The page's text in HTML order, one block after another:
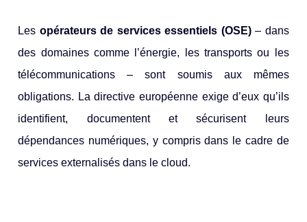
Les opérateurs de services essentiels (OSE)– dans
des domaines comme l’énergie, les transports ou les
télécommunications – sont soumis aux mêmes
obligations. La directive européenne exige d’eux qu’ils
identifient, documentent et sécurisent leurs
dépendances numériques, y compris dans le cadre de
services externalisés dans le cloud.